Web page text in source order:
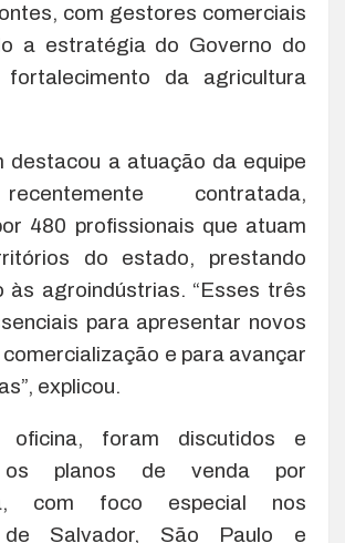
com gestores comerciais
a estratégia do Governo do
da agricultura
destacou a atuação da equipe
contratada,
480 profissionais que atuam
do estado, prestando
às agroindústrias. “Esses três
para apresentar novos
e para avançar
explicou.
oficina, foram discutidos e
os planos de venda por
com foco especial nos
de Salvador, São Paulo e